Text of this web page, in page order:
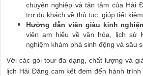
chuyên nghiệp và tận tâm của Hải
trợ du khách về thủ tục, giúp tiết
Hướng dẫn viên giàu kinh
viên am hiểu về văn hóa, lịch sử
nghiệm khám phá sinh động và sâu
Với các gói tour đa dạng, chất lượng và
lịch Hải Đăng cam kết đem đến hành